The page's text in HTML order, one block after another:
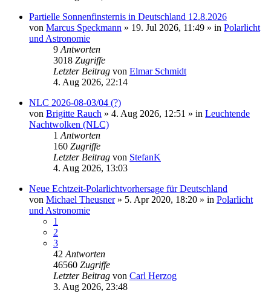
Partielle Sonnenfinsternis in Deutschland 12.8.2026
von Marcus Speckmann » 19. Jul 2026, 11:49 » in Polarlicht
und Astronomie
9 Antworten
3018 Zugriffe
Letzter Beitrag von Elmar Schmidt
4. Aug 2026, 22:14
NLC 2026-08-03/04 (?)
von Brigitte Rauch » 4. Aug 2026, 12:51 » in Leuchtende
Nachtwolken (NLC)
1 Antworten
160 Zugriffe
Letzter Beitrag von StefanK
4. Aug 2026, 13:03
Neue Echtzeit-Polarlichtvorhersage für Deutschland
von Michael Theusner» 5. Apr 2020, 18:20 » in Polarlicht
und Astronomie
1
2
3
42 Antworten
46560 Zugriffe
Letzter Beitrag von Carl Herzog
3. Aug 2026, 23:48